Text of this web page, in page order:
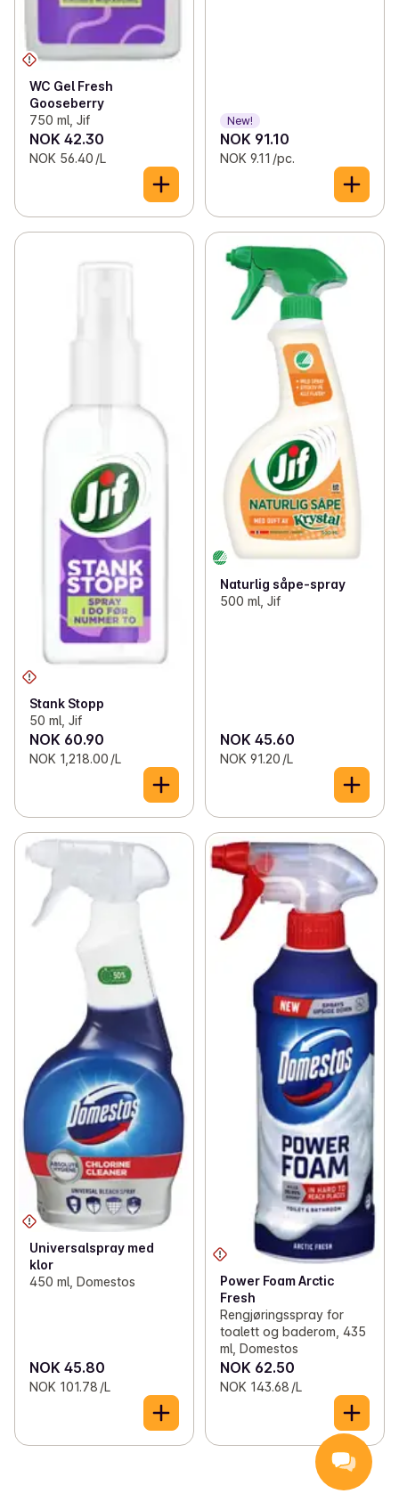
WC Gel Fresh
Gooseberry
750 ml, Jif
NOK 42.30
NOK 56.40 /L
New!
NOK 91.10
NOK 9.11 /pc.
Stank Stopp
50 ml, Jif
NOK 60.90
NOK 1,218.00 /L
Naturlig såpe-spray
500 ml, Jif
NOK 45.60
NOK 91.20 /L
Universalspray med
klor
450 ml, Domestos
NOK 45.80
NOK 101.78 /L
Power Foam Arctic
Fresh
Rengjøringsspray for
toalett og baderom, 435
ml, Domestos
NOK 62.50
NOK 143.68 /L